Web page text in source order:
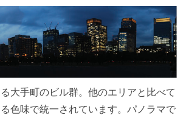
大手町のビル群。他のエリアと比べて
色味で統一されています。パノラマで